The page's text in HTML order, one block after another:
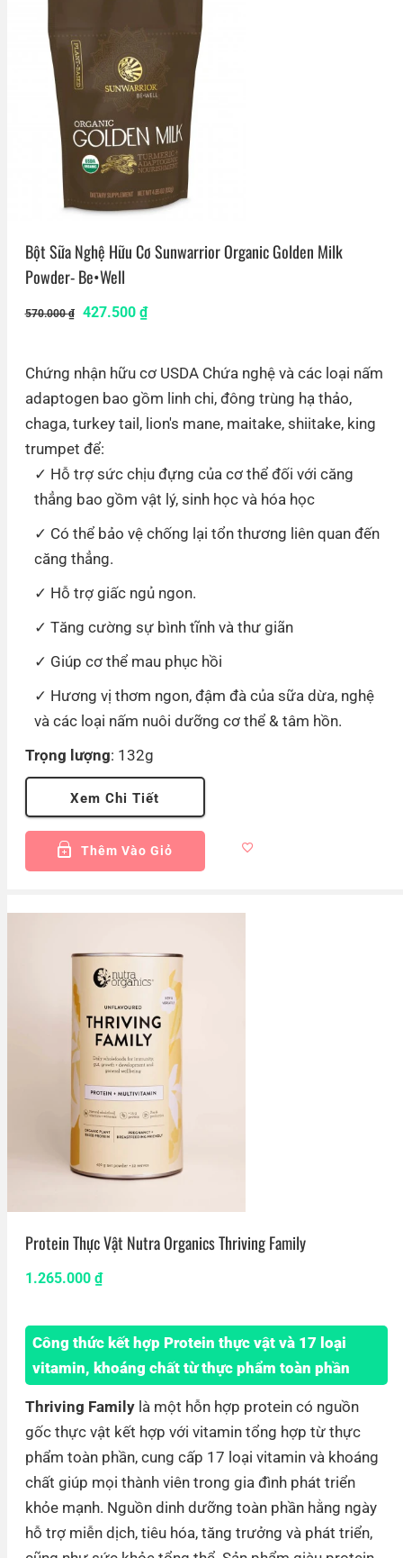
Bột Sữa Nghệ Hữu Cơ Sunwarrior Organic Golden Milk
Powder- Be•Well
570.000₫ 427.500 ₫
Chứng nhận hữu cơ USDA Chứa nghệ và các loại nấm
adaptogen bao gồm linh chi, đông trùng hạ thảo,
chaga, turkey tail, lion's mane, maitake, shiitake, king
trumpet để:
Hỗ trợ sức chịu đựng của cơ thể đối với căng
thẳng bao gồm vật lý, sinh học và hóa học
Có thể bảo vệ chống lại tổn thương liên quan đến
căng thẳng.
Hỗ trợ giấc ngủ ngon.
Tăng cường sự bình tĩnh và thư giãn
Giúp cơ thể mau phục hồi
Hương vị thơm ngon, đậm đà của sữa dừa, nghệ
và các loại nấm nuôi dưỡng cơ thể & tâm hồn.
Trọng lượng: 132g
Xem Chi Tiết
Thêm Vào Giỏ
Protein Thực Vật Nutra Organics Thriving Family
1.265.000 ₫
Công thức kết hợp Protein thực vật và 17 loại
vitamin, khoáng chất từ thực phẩm toàn phần
Thriving Familylà một hỗn hợp protein có nguồn
gốc thực vật kết hợp với vitamin tổng hợp từ thực
phẩm toàn phần, cung cấp 17 loại vitamin và khoáng
chất giúp mọi thành viên trong gia đình phát triển
khỏe mạnh. Nguồn dinh dưỡng toàn phần hằng ngày
hỗ trợ miễn dịch, tiêu hóa, tăng trưởng và phát triển,